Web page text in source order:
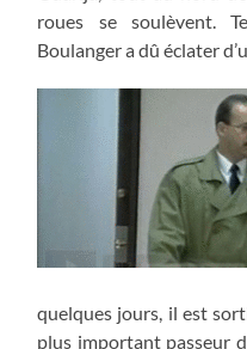
roues se soulèvent.
Boulanger a dû éclater
quelques jours, il est
plus important passeur